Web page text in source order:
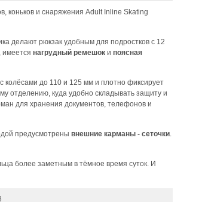
коньков и снаряжения Adult Inline Skating
делают рюкзак удобным для подростков с 12
имеется нагрудный ремешок и поясная
с колёсами до 110 и 125 мм и плотно фиксирует
отделению, куда удобно складывать защиту и
для хранения документов, телефонов и
предусмотрены внешние карманы - сеточки.
более заметным в тёмное время суток. И